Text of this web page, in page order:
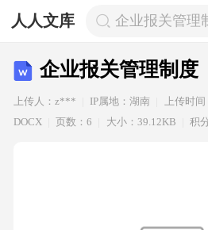
人人文库 企业报关管理
企业报关管理制度
上传人：z*** IP属地：湖南 上传时
DOCX
页数：6 大小：39.12KB 积